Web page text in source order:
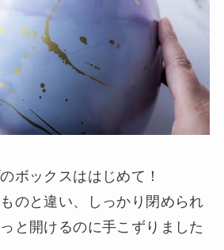
ボックスははじめて！
のと違い、しっかり閉められ
と開けるのに手こずりました